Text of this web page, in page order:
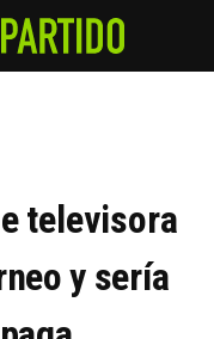
televisora
y sería